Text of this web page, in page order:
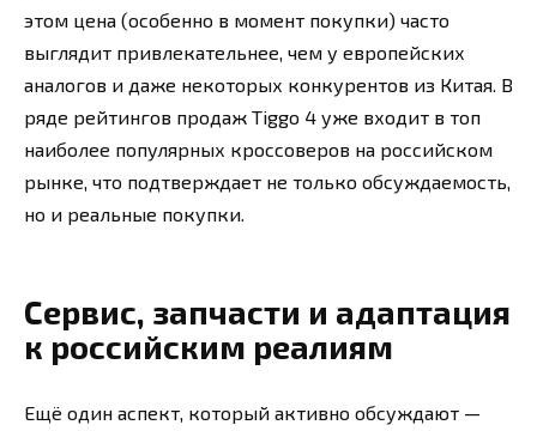
этом цена (особенно в момент покупки) часто
выглядит привлекательнее, чем у европейских
аналогов и даже некоторых конкурентов из Китая. В
ряде рейтингов продаж Tiggo 4 уже входит в топ
наиболее популярных кроссоверов на российском
рынке, что подтверждает не только обсуждаемость,
но и реальные покупки.
Сервис, запчасти и адаптация
к российским реалиям
Ещё один аспект, который активно обсуждают —